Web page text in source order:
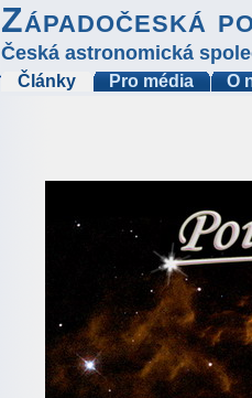
Západočeská
Česká astronomická
Články Pro média O